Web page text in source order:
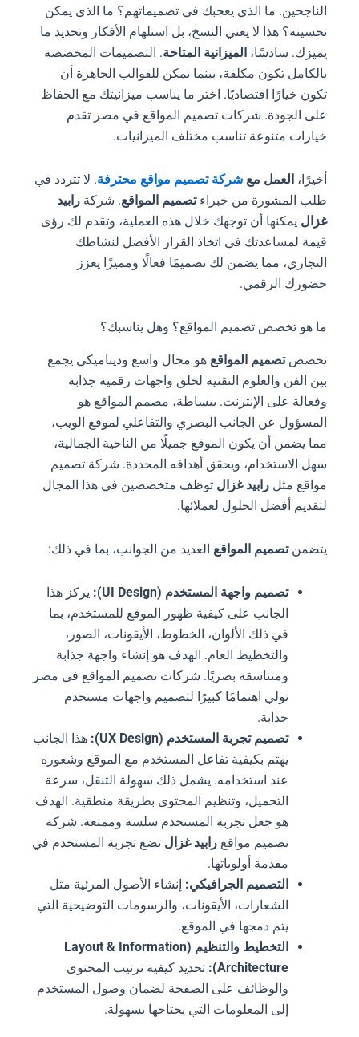
الناجحين. ما الذي يعجبك في تصميماتهم؟ ما الذي يمكن
تحسينه؟ هذا لا يعني النسخ، بل استلهام الأفكار وتحديد ما
يميزك. سادسًا،الميزانية المتاحة. التصميمات المخصصة
بالكامل تكون مكلفة، بينما يمكن للقوالب الجاهزة أن
تكون خيارًا اقتصاديًا. اختر ما يناسب ميزانيتك مع الحفاظ
على الجودة. شركات تصميم المواقع في مصر تقدم
خيارات متنوعة تناسب مختلف الميزانيات.
أخيرًا،العمل معشركة تصميم مواقع محترفة. لا تتردد في
طلب المشورة من خبراءتصميم المواقع. شركةرابيد
غزاليمكنها أن توجهك خلال هذه العملية، وتقدم لك رؤى
قيمة لمساعدتك في اتخاذ القرار الأفضل لنشاطك
التجاري، مما يضمن لك تصميمًا فعالًا ومميزًا يعزز
حضورك الرقمي.
ما هو تخصص تصميم المواقع؟ وهل يناسبك؟
تخصص تصميم المواقعهو مجال واسع وديناميكي يجمع
بين الفن والعلوم التقنية لخلق واجهات رقمية جذابة
وفعالة على الإنترنت. ببساطة، مصمم المواقع هو
المسؤول عن الجانب البصري والتفاعلي لموقع الويب،
مما يضمن أن يكون الموقع جميلًا من الناحية الجمالية،
سهل الاستخدام، ويحقق أهدافه المحددة. شركة تصميم
مواقع مثل رابيد غزالتوظف متخصصين في هذا المجال
لتقديم أفضل الحلول لعملائها.
يتضمنتصميم المواقعالعديد من الجوانب، بما في ذلك:
تصميم واجهة المستخدم (UI Design):
يركز هذا
الجانب على كيفية ظهور الموقع للمستخدم، بما
في ذلك الألوان، الخطوط، الأيقونات، الصور،
والتخطيط العام. الهدف هو إنشاء واجهة جذابة
ومتناسقة بصريًا. شركات تصميم المواقع في مصر
تولي اهتمامًا كبيرًا لتصميم واجهات مستخدم
جذابة.
تصميم تجربة المستخدم (UX Design):
هذا الجانب
يهتم بكيفية تفاعل المستخدم مع الموقع وشعوره
عند استخدامه. يشمل ذلك سهولة التنقل، سرعة
التحميل، وتنظيم المحتوى بطريقة منطقية. الهدف
هو جعل تجربة المستخدم سلسة وممتعة. شركة
تصميم مواقعرابيد غزالتضع تجربة المستخدم في
مقدمة أولوياتها.
التصميم الجرافيكي: إنشاء الأصول المرئية مثل
الشعارات، الأيقونات، والرسومات التوضيحية التي
يتم دمجها في الموقع.
التخطيط والتنظيم (Layout & Information
Architecture): تحديد كيفية ترتيب المحتوى
والوظائف على الصفحة لضمان وصول المستخدم
إلى المعلومات التي يحتاجها بسهولة.